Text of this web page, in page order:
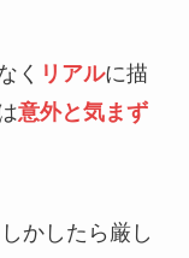
く リアルに描
意外と気まず
かしたら厳し